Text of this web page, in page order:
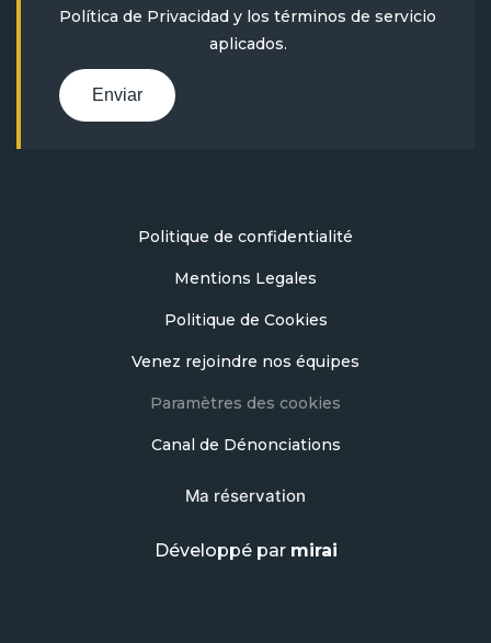
Política de Privacidad y los términos de servicio
aplicados.
Enviar
Politique de confidentialité
Mentions Legales
Politique de Cookies
Venez rejoindre nos équipes
Paramètres des cookies
Canal de Dénonciations
Ma réservation
Développé par mirai